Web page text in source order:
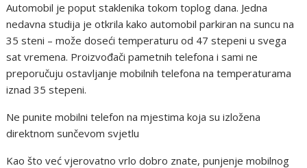
Automobil je poput staklenika tokom toplog dana. Jedna
nedavna studija je otkrila kako automobil parkiran na suncu na
35 steni – može doseći temperaturu od 47 stepeni u svega
sat vremena. Proizvođači pametnih telefona i sami ne
preporučuju ostavljanje mobilnih telefona na temperaturama
iznad 35 stepeni.
Ne punite mobilni telefon na mjestima koja su izložena
direktnom sunčevom svjetlu
Kao što već vjerovatno vrlo dobro znate, punjenje mobilnog